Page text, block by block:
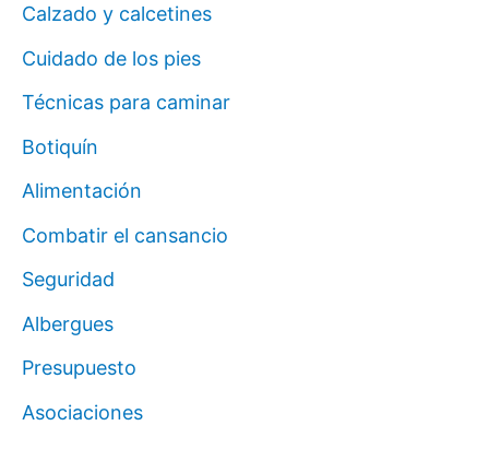
Calzado y calcetines
Cuidado de los pies
Técnicas para caminar
Botiquín
Alimentación
Combatir el cansancio
Seguridad
Albergues
Presupuesto
Asociaciones